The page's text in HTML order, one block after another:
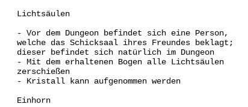
Lichtsäulen
- Vor dem Dungeon befindet sich eine Person,
welche das Schicksaal ihres Freundes beklagt;
dieser befindet sich natürlich im Dungeon
- Mit dem erhaltenen Bogen alle Lichtsäulen
zerschießen
- Kristall kann aufgenommen werden
Einhorn